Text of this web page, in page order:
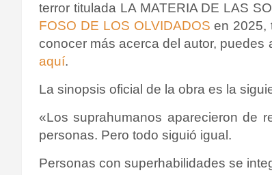
terror titulada LA MATERIA DE LAS
FOSO DE LOS OLVIDADOS en 2025,
conocer más acerca del autor, puedes
aquí.
La sinopsis oficial de la obra es la
«Los suprahumanos aparecieron de
personas. Pero todo siguió igual.
Personas con superhabilidades se